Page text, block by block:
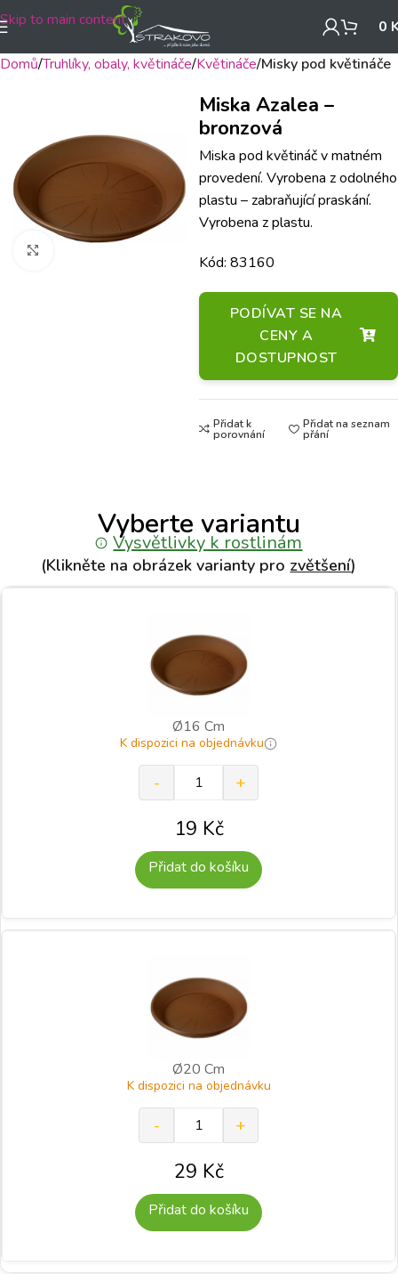
Skip to main content 0
Domů Truhlíky, obaly, květináče Květináče Misky pod květináče
Miska Azalea –
bronzová
Miska pod květináč v matném
provedení. Vyrobena z odolného
plastu – zabraňující praskání.
Vyrobena z plastu.
Kód: 83160
PODÍVAT SE NA
CENY A
DOSTUPNOST
Přidat k
porovnání
Přidat na seznam
přání
Vyberte variantu
Vysvětlivky k rostlinám
(Klikněte na obrázek varianty pro zvětšení)
Ø16 Cm
K dispozici na objednávku
19 Kč
Přidat do košíku
Ø20 Cm
K dispozici na objednávku
29 Kč
Přidat do košíku